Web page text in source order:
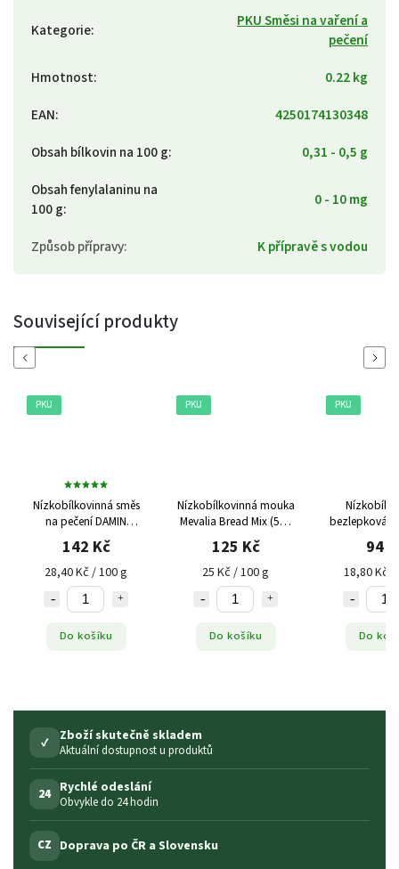
Kategorie:
PKU Směsi na vaření a
pečení
Hmotnost:
0.22 kg
EAN:
4250174130348
Obsah bílkovin na 100 g:
0,31 - 0,5 g
Obsah fenylalaninu na
100 g: 0 - 10 mg
Způsob přípravy: K přípravě s vodou
Související produkty
Previous
PKU
Nízkobílkovinná směs
na pečení DAMIN
Loprofin PKU, 500 g
142 Kč
28,40 Kč / 100 g
Do košíku
PKU
Nízkobílkovinná mouka
Mevalia Bread Mix (500
g)
125 Kč
25 Kč / 100 g
Do košíku
PKU
bezlepková
Krakovská
500 g
94
18,80 Kč /
Do
Next
✓ Zboží skutečně skladem
Aktuální dostupnost u produktů
24 Rychlé odeslání
Obvykle do 24 hodin
CZ Doprava po ČR a Slovensku